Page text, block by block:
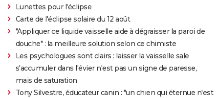
Lunettes pour l'éclipse
Carte de l'éclipse solaire du 12 août
"Appliquer ce liquide vaisselle aide à dégraisser la paroi de
douche" : la meilleure solution selon ce chimiste
Les psychologues sont clairs : laisser la vaisselle sale
s'accumuler dans l'évier n'est pas un signe de paresse,
mais de saturation
Tony Silvestre, éducateur canin : "un chien qui éternue n'est